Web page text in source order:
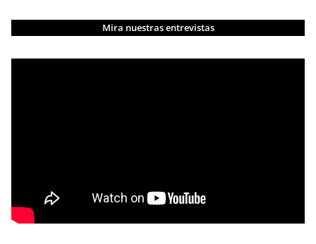
Mira nuestras entrevistas